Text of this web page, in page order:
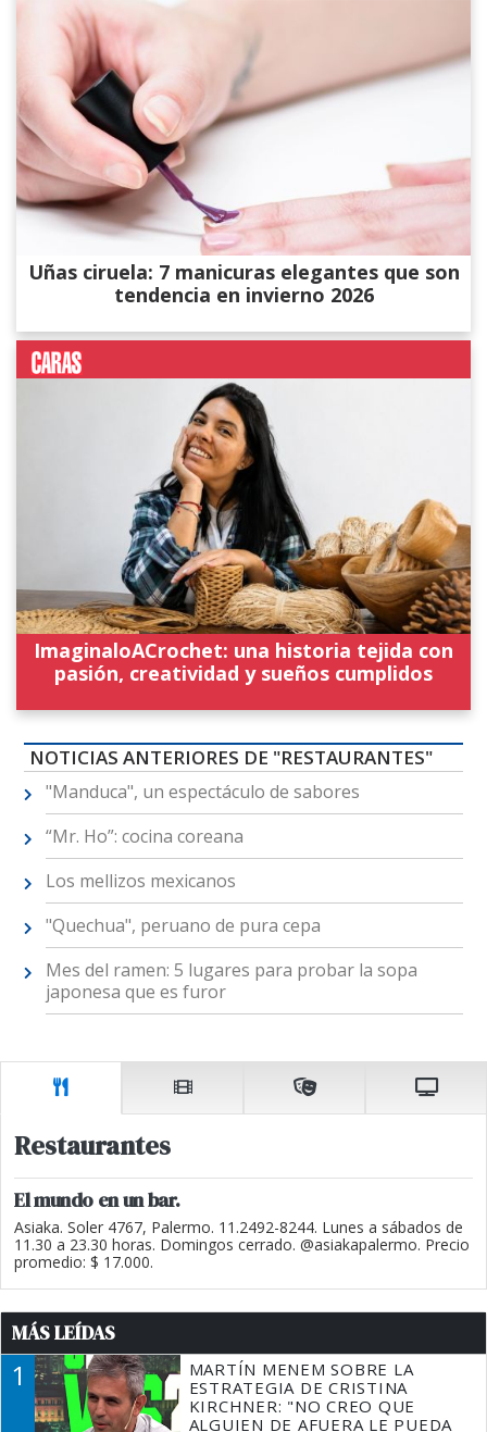
Uñas ciruela: 7 manicuras elegantes que son
tendencia en invierno 2026
ImaginaloACrochet: una historia tejida con
pasión, creatividad y sueños cumplidos
NOTICIAS ANTERIORES DE "RESTAURANTES"
"Manduca", un espectáculo de sabores
“Mr. Ho”: cocina coreana
Los mellizos mexicanos
"Quechua", peruano de pura cepa
Mes del ramen: 5 lugares para probar la sopa
japonesa que es furor
Restaurantes
El mundo en un bar.
Asiaka. Soler 4767, Palermo. 11.2492-8244. Lunes a sábados de
11.30 a 23.30 horas. Domingos cerrado. @asiakapalermo. Precio
promedio: $ 17.000.
MÁS LEÍDAS
1
MARTÍN MENEM SOBRE LA
ESTRATEGIA DE CRISTINA
KIRCHNER: "NO CREO QUE
ALGUIEN DE AFUERA LE PUEDA